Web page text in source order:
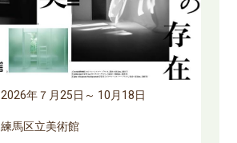
2026年７月25日～ 10月18日
練馬区立美術館